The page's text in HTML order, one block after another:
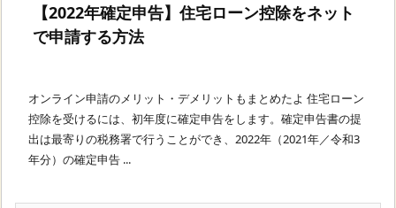
【2022年確定申告】住宅ローン控除をネット
で申請する方法
オンライン申請のメリット・デメリットもまとめたよ 住宅ローン
控除を受けるには、初年度に確定申告をします。確定申告書の提
出は最寄りの税務署で行うことができ、2022年（2021年／令和3
年分）の確定申告 ...